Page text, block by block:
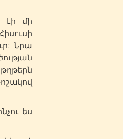
էի մի
Նրա
ես